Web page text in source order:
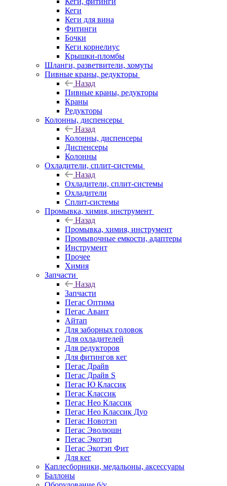
Кеги
Кеги для вина
Фитинги
Бочки
Кеги корнелиус
Крышки-пломбы
Шланги, разветвители, хомуты
Пивные краны, редукторы
Назад
Пивные краны, редукторы
Краны
Редукторы
Колонны, диспенсеры
Назад
Колонны, диспенсеры
Диспенсеры
Колонны
Охладители, сплит-системы
Назад
Охладители, сплит-системы
Охладители
Сплит-системы
Промывка, химия, инструмент
Назад
Промывка, химия, инструмент
Промывочные емкости, адаптеры
Инструмент
Прочее
Химия
Запчасти
Назад
Запчасти
Пегас Оптима
Пегас Авант
Айтап
Для заборных головок
Для охладителей
Для редукторов
Для фитингов кег
Пегас Драйв
Пегас Драйв S
Пегас Ю Классик
Пегас Классик
Пегас Нео Классик
Пегас Нео Классик Дуо
Пегас Новотэп
Пегас Эволюшн
Пегас Экотэп
Пегас Экотэп Фит
Для кег
Каплесборники, медальоны, аксессуары
Баллоны